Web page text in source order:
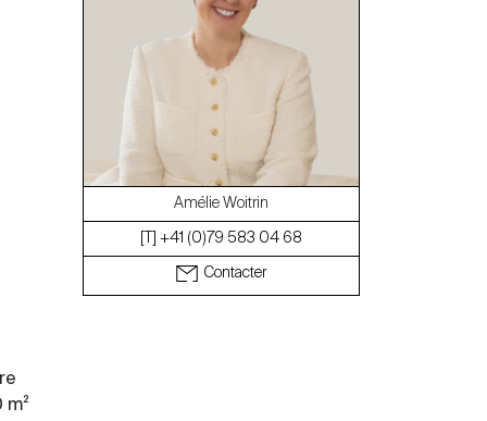
Amélie Woitrin
[T] +41 (0)79 583 04 68
Contacter